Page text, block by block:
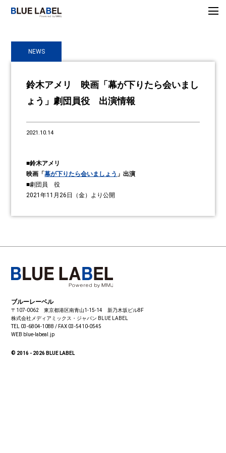
鈴木アメリ 映画「幕が下りたら会いまし
ょう」劇団員役 出演情報
2021.10.14
■鈴木アメリ
映画「幕が下りたら会いましょう 」出演
■劇団員 役
2021年11月26日（金）より公開
NEWS
ブルーレーベル
〒107-0062 東京都港区南青山1-15-14 新乃木坂ビル8F
株式会社メディアミックス・ジャパン BLUE LABEL
TEL 03-6804-1088 / FAX 03-5410-0545
WEB blue-labeal.jp
© 2016 - 2026 BLUE LABEL